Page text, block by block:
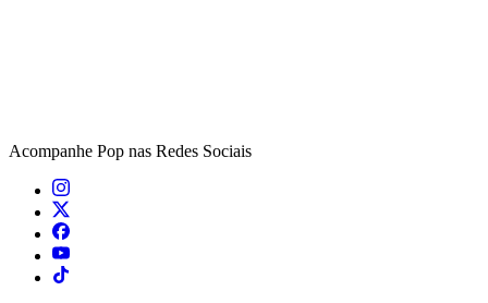
Acompanhe Pop nas Redes Sociais